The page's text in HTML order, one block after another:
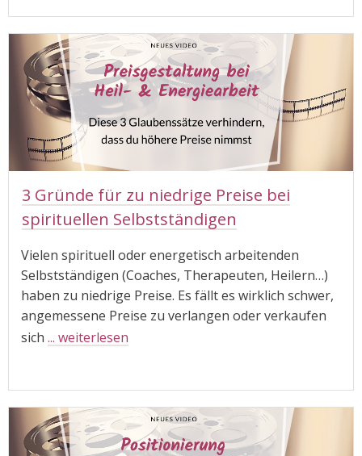
3 Gründe für zu niedrige Preise bei
spirituellen Selbstständigen
Vielen spirituell oder energetisch arbeitenden
Selbstständigen (Coaches, Therapeuten, Heilern…)
haben zu niedrige Preise. Es fällt es wirklich schwer,
angemessene Preise zu verlangen oder verkaufen
sich ... weiterlesen